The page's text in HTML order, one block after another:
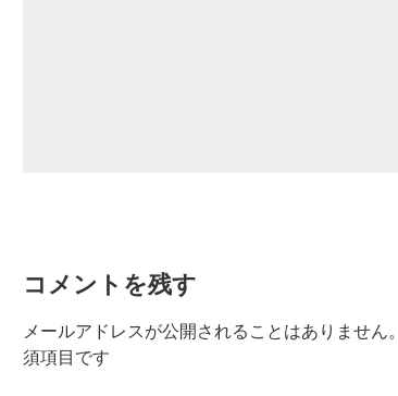
コメントを残す
メールアドレスが公開されることはありません。
須項目です